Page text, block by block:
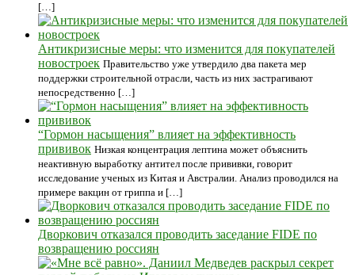
[…]
Антикризисные меры: что изменится для покупателей
новостроек Правительство уже утвердило два пакета мер
поддержки строительной отрасли, часть из них застрагивают
непосредственно […]
“Гормон насыщения” влияет на эффективность
прививок Низкая концентрация лептина может объяснить
неактивную выработку антител после прививки, говорит
исследование ученых из Китая и Австралии. Анализ проводился на
примере вакцин от гриппа и […]
Дворкович отказался проводить заседание FIDE по
возвращению россиян